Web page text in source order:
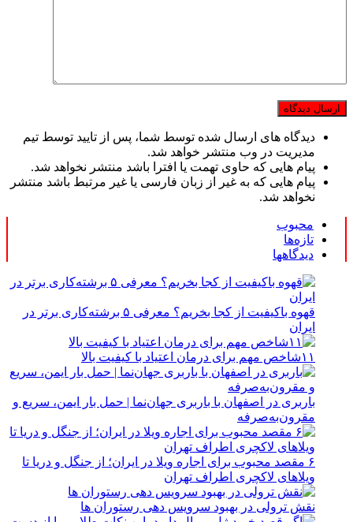
دیدگاه های ارسال شده توسط شما، پس از تایید توسط تیم
مدیریت در وب منتشر خواهد شد.
پیام هایی که حاوی تهمت یا افترا باشد منتشر نخواهد شد.
پیام هایی که به غیر از زبان فارسی یا غیر مرتبط باشد منتشر
نخواهد شد.
محبوب
تازه‌ها
دیدگاهها
قهوه باکیفیت از کجا بخریم؟ معرفی ۵ برشته‌کاری برتر در
ایران
۱۱شاخص مهم برای درمان اعتیاد با کیفیت بالا
باربری در اصفهان با باربری جهان‌نما | حمل بار ایمن، سریع و
مقرون‌به‌صرفه
۶ مقصد محبوب برای اجاره ویلا در ایران؛ از جنگل و دریا تا
ویلاهای لاکچری اطراف تهران
نقش ترولی در بهبود سرویس دهی رستوران ها